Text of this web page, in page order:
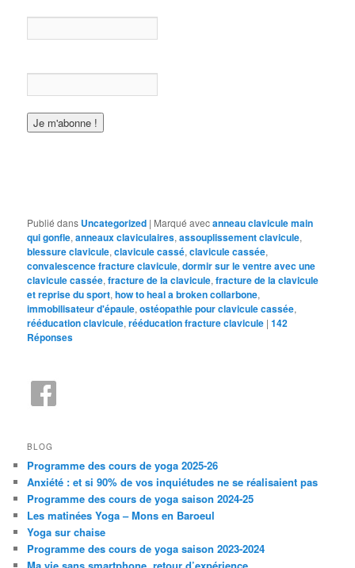
Publié dans Uncategorized | Marqué avecanneau clavicule main
qui gonfle,anneaux claviculaires,assouplissement clavicule,
blessure clavicule,clavicule cassé,clavicule cassée,
convalescence fracture clavicule,dormir sur le ventre avec une
clavicule cassée,fracture de la clavicule,fracture de la clavicule
et reprise du sport,how to heal a broken collarbone,
immobilisateur d'épaule,ostéopathie pour clavicule cassée,
rééducation clavicule,rééducation fracture clavicule |142
Réponses
BLOG
Programme des cours de yoga 2025-26
Anxiété : et si 90% de vos inquiétudes ne se réalisaient pas
Programme des cours de yoga saison 2024-25
Les matinées Yoga – Mons en Baroeul
Yoga sur chaise
Programme des cours de yoga saison 2023-2024